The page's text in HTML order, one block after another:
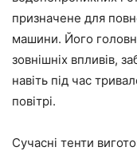
призначене для
машини. Його
зовнішніх впливів,
навіть під час
повітрі.
Сучасні тенти